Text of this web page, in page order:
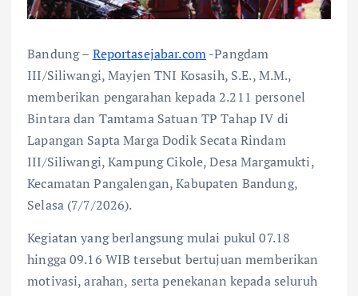
Bandung – Reportasejabar.com-Pangdam
III/Siliwangi, Mayjen TNI Kosasih, S.E., M.M.,
memberikan pengarahan kepada 2.211 personel
Bintara dan Tamtama Satuan TP Tahap IV di
Lapangan Sapta Marga Dodik Secata Rindam
III/Siliwangi, Kampung Cikole, Desa Margamukti,
Kecamatan Pangalengan, Kabupaten Bandung,
Selasa (7/7/2026).
Kegiatan yang berlangsung mulai pukul 07.18
hingga 09.16 WIB tersebut bertujuan memberikan
motivasi, arahan, serta penekanan kepada seluruh